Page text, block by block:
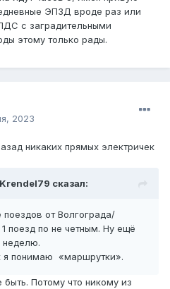
ЭП3Д вроде раз или
с заградительными
этому только рады.
2023
никаких прямых электричек
Krendel79 сказал:
от Волгограда/
поезд по не четным. Ну ещё
неделю.
я понимаю «маршрутки».
Потому что никому из